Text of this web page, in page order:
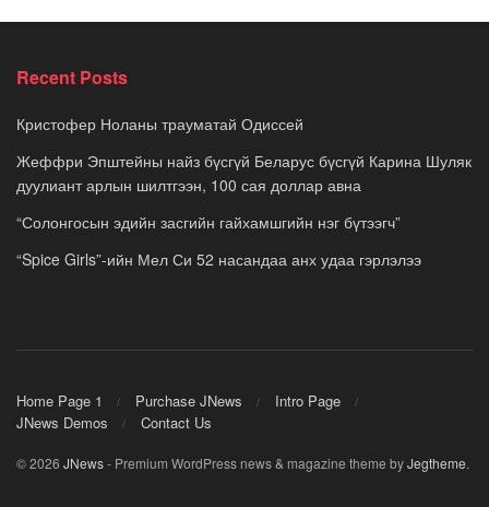
Recent Posts
Кристофер Ноланы трауматай Одиссей
Жеффри Эпштейны найз бүсгүй Беларус бүсгүй Карина Шуляк
дуулиант арлын шилтгээн, 100 сая доллар авна
“Солонгосын эдийн засгийн гайхамшгийн нэг бүтээгч”
“Spice Girls”-ийн Мел Си 52 насандаа анх удаа гэрлэлээ
Home Page 1 Purchase JNews
Intro Page
JNews Demos
Contact Us
© 2026 JNews- Premium WordPress news & magazine theme byJegtheme.